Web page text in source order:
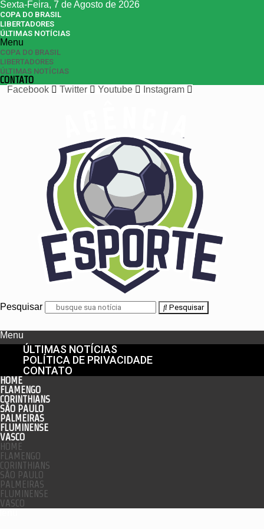
Sexta-Feira, 7 de Agosto de 2026
COPA DO BRASIL
LIBERTADORES
ÚLTIMAS NOTÍCIAS
Menu
COPA DO BRASIL
LIBERTADORES
ÚLTIMAS NOTÍCIAS
CONTATO
Facebook
Twitter Youtube Instagram
Pesquisar Pesquisar
Menu
ÚLTIMAS NOTÍCIAS
POLÍTICA DE PRIVACIDADE
CONTATO
HOME
FLAMENGO
CORINTHIANS
SÃO PAULO
PALMEIRAS
FLUMINENSE
VASCO
HOME
FLAMENGO
CORINTHIANS
SÃO PAULO
PALMEIRAS
FLUMINENSE
VASCO